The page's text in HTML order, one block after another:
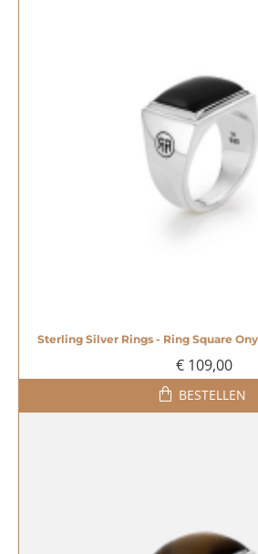
Sterling Silver Rings - Ring Square
€ 109,00
BESTELLEN